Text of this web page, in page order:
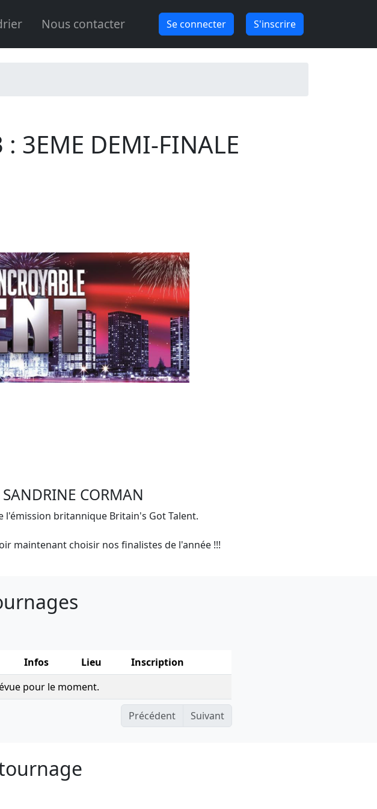
Nous contacter Se connecter S'inscrire
: 3EME DEMI-FINALE
CORMAN
l'émission britannique Britain's Got Talent.
maintenant choisir nos finalistes de l'année !!!
Infos Lieu
Inscription
pour le moment.
Précédent Suivant